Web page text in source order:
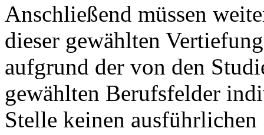
Anschließend müssen
dieser gewählten
aufgrund der von den
gewählten Berufsfelder
Stelle keinen